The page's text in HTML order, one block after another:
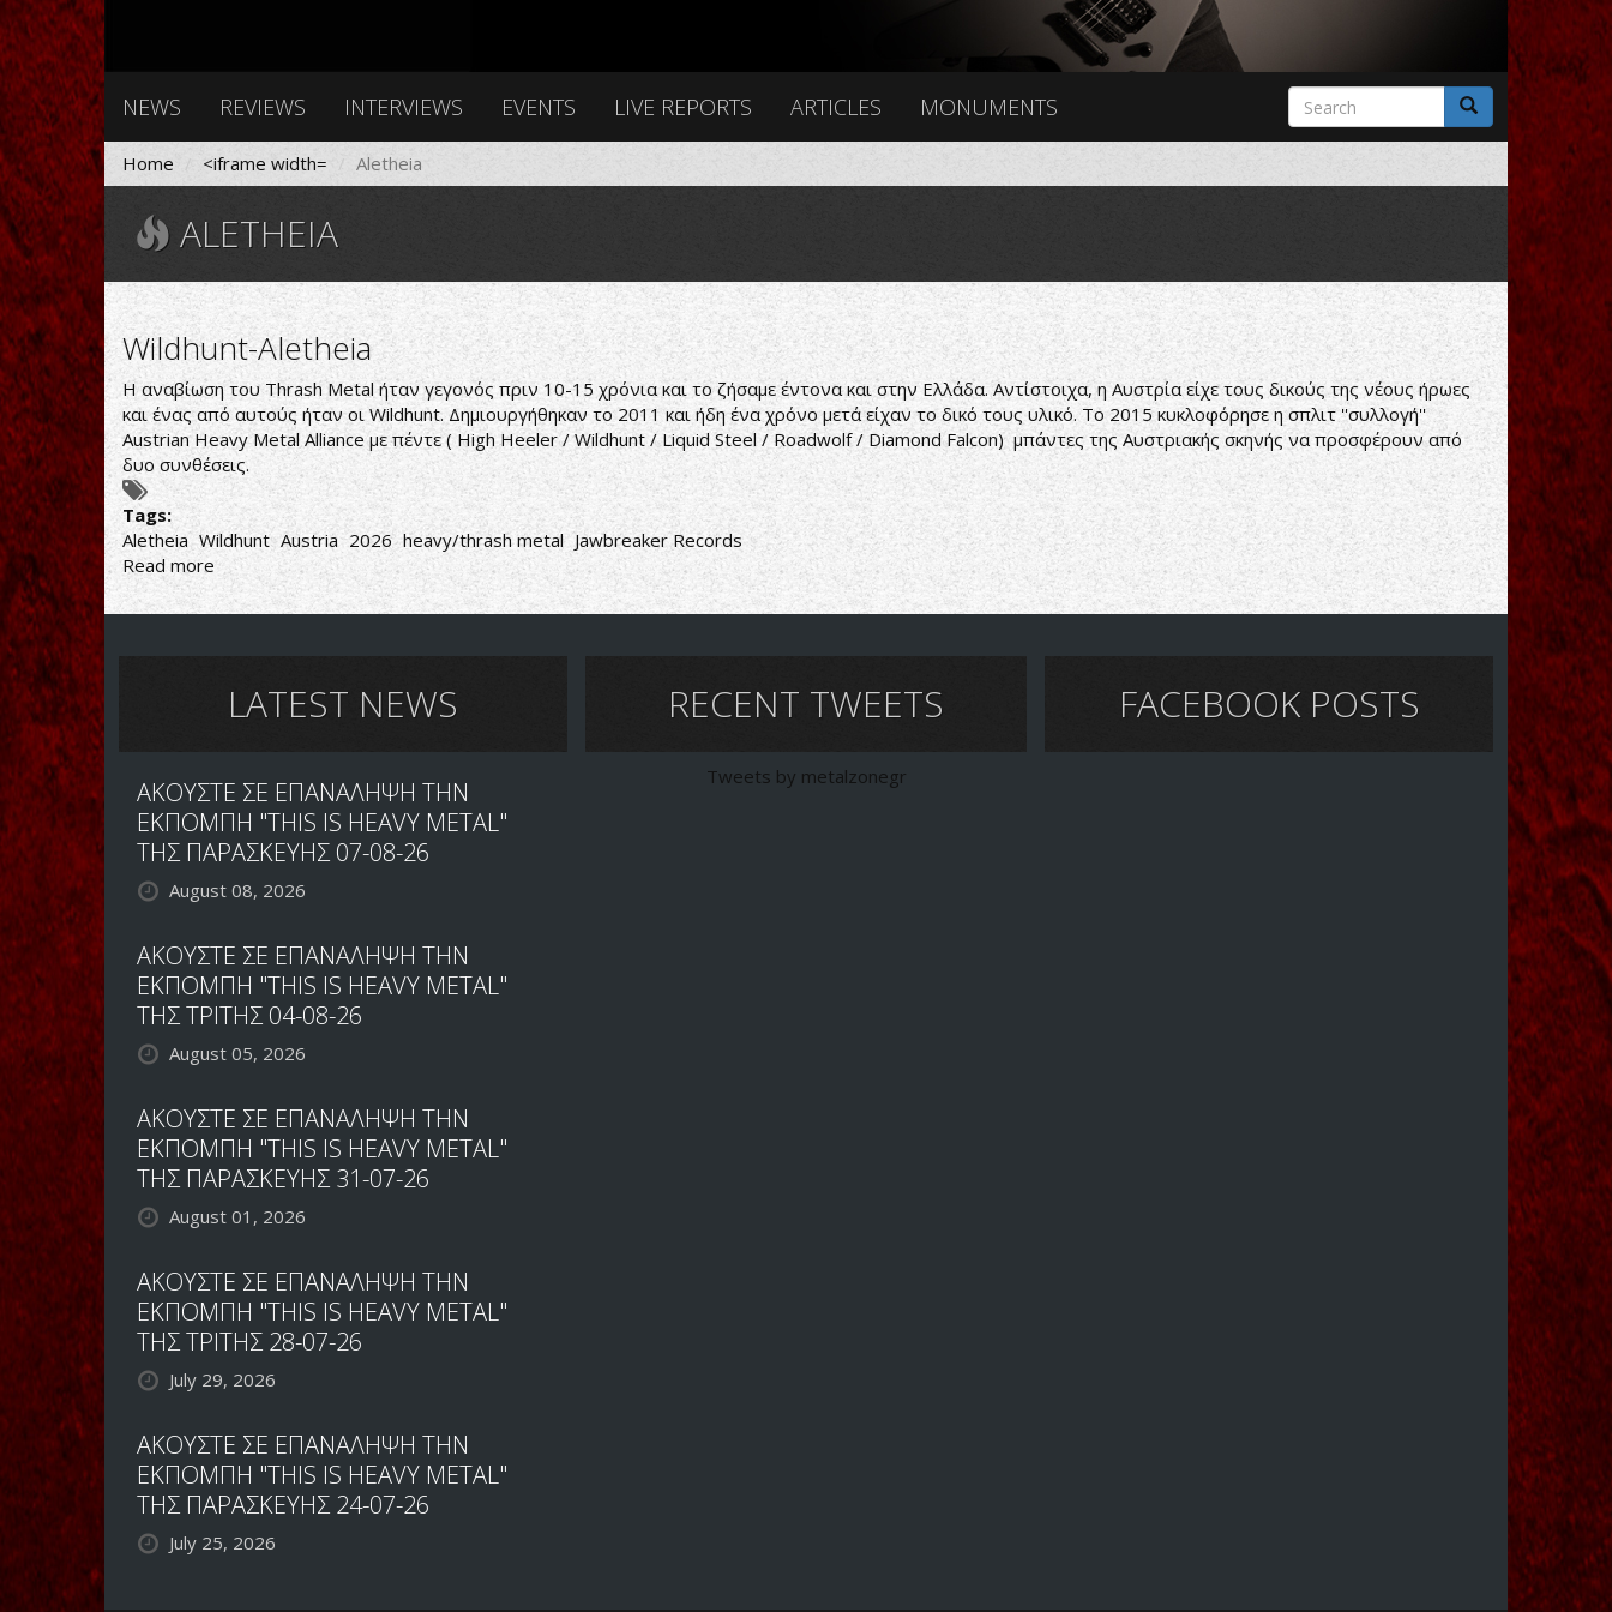
NEWS REVIEWS INTERVIEWS EVENTS LIVE REPORTS ARTICLES MONUMENTS
Search
form
Search
Home <iframe width= Aletheia
ALETHEIA
Wildhunt-Aletheia
Η αναβίωση του Thrash Metal ήταν γεγονός πριν 10-15 χρόνια και το ζήσαμε έντονα και στην Ελλάδα. Αντίστοιχα, η Αυστρία είχε τους δικούς της νέους ήρωες
και ένας από αυτούς ήταν οι Wildhunt. Δημιουργήθηκαν το 2011 και ήδη ένα χρόνο μετά είχαν το δικό τους υλικό. Το 2015 κυκλοφόρησε η σπλιτ ''συλλογή''
Austrian Heavy Metal Alliance με πέντε ( High Heeler / Wildhunt / Liquid Steel / Roadwolf / Diamond Falcon) μπάντες της Αυστριακής σκηνής να προσφέρουν από
δυο συνθέσεις.
Tags:
Aletheia Wildhunt Austria 2026 heavy/thrash metal Jawbreaker Records
Read more about
Wildhunt-
Aletheia
LATEST NEWS
ΑΚΟΥΣΤΕ ΣΕ ΕΠΑΝΑΛΗΨΗ ΤΗΝ
ΕΚΠΟΜΠΗ "THIS IS HEAVY METAL"
ΤΗΣ ΠΑΡΑΣΚΕΥΗΣ 07-08-26
August 08, 2026
ΑΚΟΥΣΤΕ ΣΕ ΕΠΑΝΑΛΗΨΗ ΤΗΝ
ΕΚΠΟΜΠΗ "THIS IS HEAVY METAL"
ΤΗΣ ΤΡΙΤΗΣ 04-08-26
August 05, 2026
ΑΚΟΥΣΤΕ ΣΕ ΕΠΑΝΑΛΗΨΗ ΤΗΝ
ΕΚΠΟΜΠΗ "THIS IS HEAVY METAL"
ΤΗΣ ΠΑΡΑΣΚΕΥΗΣ 31-07-26
August 01, 2026
ΑΚΟΥΣΤΕ ΣΕ ΕΠΑΝΑΛΗΨΗ ΤΗΝ
ΕΚΠΟΜΠΗ "THIS IS HEAVY METAL"
ΤΗΣ ΤΡΙΤΗΣ 28-07-26
July 29, 2026
ΑΚΟΥΣΤΕ ΣΕ ΕΠΑΝΑΛΗΨΗ ΤΗΝ
ΕΚΠΟΜΠΗ "THIS IS HEAVY METAL"
ΤΗΣ ΠΑΡΑΣΚΕΥΗΣ 24-07-26
July 25, 2026
RECENT TWEETS
Tweets by metalzonegr
FACEBOOK POSTS